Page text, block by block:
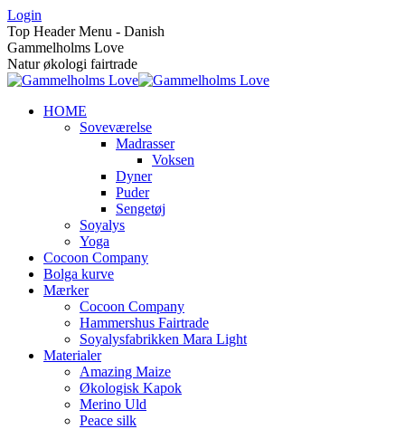
Skip
to
content
Login
Top Header Menu - Danish
Gammelholms Love
Natur økologi fairtrade
HOME
Soveværelse
Madrasser
Voksen
Dyner
Puder
Sengetøj
Soyalys
Yoga
Cocoon Company
Bolga kurve
Mærker
Cocoon Company
Hammershus Fairtrade
Soyalysfabrikken Mara Light
Materialer
Amazing Maize
Økologisk Kapok
Merino Uld
Peace silk